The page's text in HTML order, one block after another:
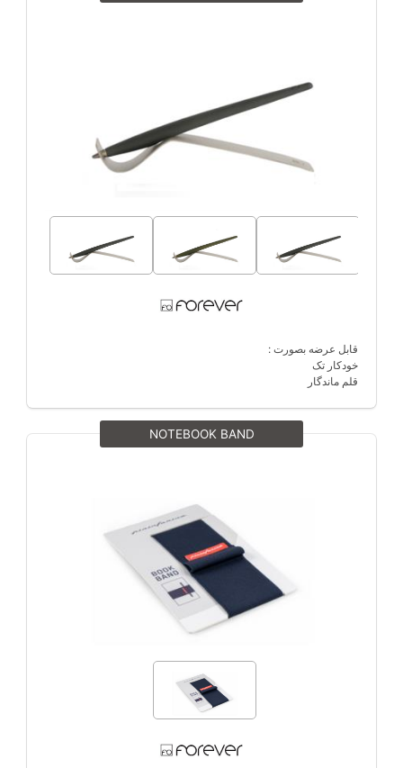
قابل عرضه بصورت :
خودکار تک
قلم ماندگار
NOTEBOOK BAND